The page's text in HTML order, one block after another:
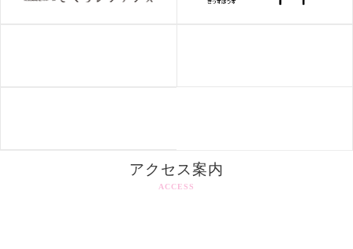
アクセス案内
ACCESS